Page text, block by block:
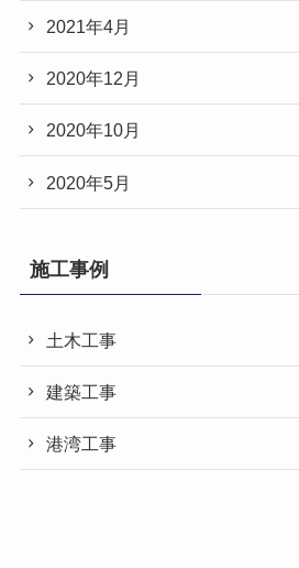
2021年4月
2020年12月
2020年10月
2020年5月
施工事例
土木工事
建築工事
港湾工事